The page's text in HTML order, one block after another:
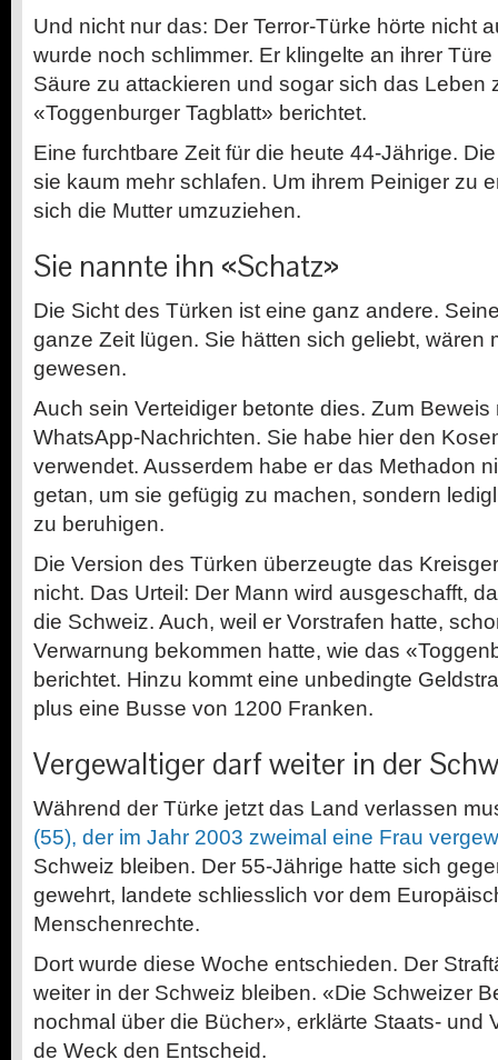
Und nicht nur das: Der Terror-Türke hörte nicht
wurde noch schlimmer. Er klingelte an ihrer
Säure zu attackieren und sogar sich das Leben
«Toggenburger Tagblatt» berichtet.
Eine furchtbare Zeit für die heute 44-Jährige.
sie kaum mehr schlafen. Um ihrem Peiniger zu
sich die Mutter umzuziehen.
Sie nannte ihn «Schatz»
Die Sicht des Türken ist eine ganz andere.
ganze Zeit lügen. Sie hätten sich geliebt, wären
gewesen.
Auch sein Verteidiger betonte dies. Zum Beweis
WhatsApp-Nachrichten. Sie habe hier den
verwendet. Ausserdem habe er das Methadon
getan, um sie gefügig zu machen, sondern
zu beruhigen.
Die Version des Türken überzeugte das
nicht. Das Urteil: Der Mann wird ausgeschafft,
die Schweiz. Auch, weil er Vorstrafen hatte,
Verwarnung bekommen hatte, wie das
berichtet. Hinzu kommt eine unbedingte
plus eine Busse von 1200 Franken.
Vergewaltiger darf weiter in der
Während der Türke jetzt das Land verlassen
(55), der im Jahr 2003 zweimal eine Frau
Schweiz bleiben. Der 55-Jährige hatte sich
gewehrt, landete schliesslich vor dem
Menschenrechte.
Dort wurde diese Woche entschieden. Der
weiter in der Schweiz bleiben. «Die Schweizer
nochmal über die Bücher», erklärte Staats- und
de Weck den Entscheid.